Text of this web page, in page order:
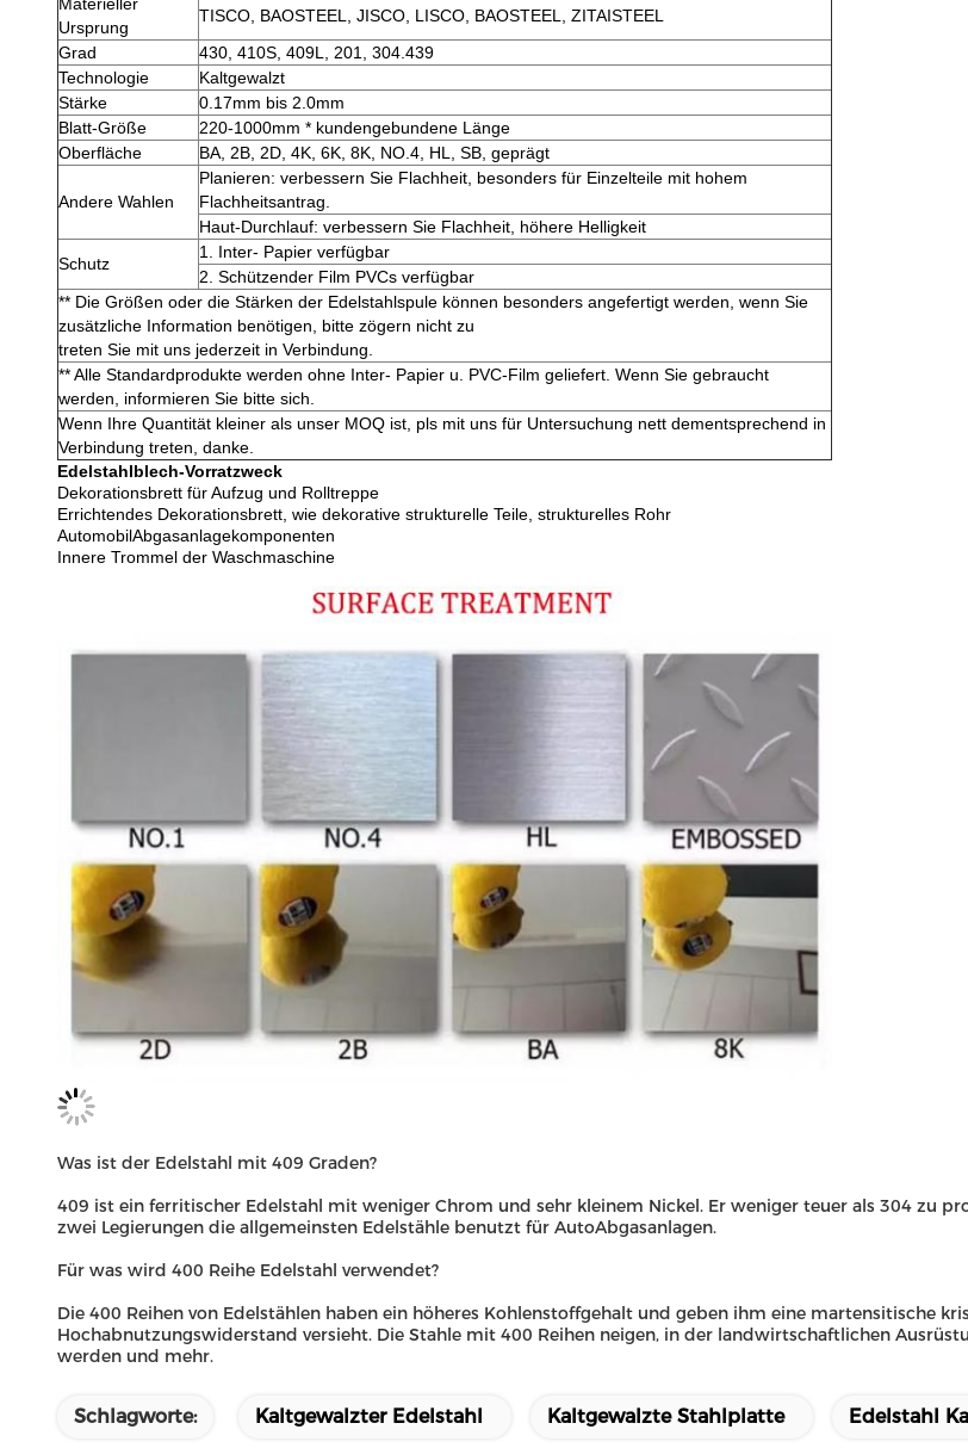
Ursprung
TISCO, BAOSTEEL, JISCO, LISCO, BAOSTEEL, ZITAISTEEL
Grad
430, 410S, 409L, 201, 304.439
Technologie
Kaltgewalzt
Stärke
0.17mm bis 2.0mm
Blatt-Größe
220-1000mm * kundengebundene Länge
Oberfläche
BA, 2B, 2D, 4K, 6K, 8K, NO.4, HL, SB, geprägt
Andere Wahlen
Planieren: verbessern Sie Flachheit, besonders für Einzelteile mit hohem
Flachheitsantrag.
Haut-Durchlauf: verbessern Sie Flachheit, höhere Helligkeit
Schutz
1. Inter- Papier verfügbar
2. Schützender Film PVCs verfügbar
** Die Größen oder die Stärken der Edelstahlspule können besonders angefertigt werden, wenn Sie
zusätzliche Information benötigen, bitte zögern nicht zu
treten Sie mit uns jederzeit in Verbindung.
** Alle Standardprodukte werden ohne Inter- Papier u. PVC-Film geliefert. Wenn Sie gebraucht
werden, informieren Sie bitte sich.
Wenn Ihre Quantität kleiner als unser MOQ ist, pls mit uns für Untersuchung nett dementsprechend in
Verbindung treten, danke.
Edelstahlblech-Vorratzweck
Dekorationsbrett für Aufzug und Rolltreppe
Errichtendes Dekorationsbrett, wie dekorative strukturelle Teile, strukturelles Rohr
AutomobilAbgasanlagekomponenten
Innere Trommel der Waschmaschine
Was ist der Edelstahl mit 409 Graden?
409 ist ein ferritischer Edelstahl mit weniger Chrom und sehr kleinem Nickel. Er weniger teuer als 304 zu
zwei Legierungen die allgemeinsten Edelstähle benutzt für AutoAbgasanlagen.
Für was wird 400 Reihe Edelstahl verwendet?
Die 400 Reihen von Edelstählen haben ein höheres Kohlenstoffgehalt und geben ihm eine martensitische
Hochabnutzungswiderstand versieht. Die Stahle mit 400 Reihen neigen, in der landwirtschaftlichen
werden und mehr.
Schlagworte: Kaltgewalzter Edelstahl Kaltgewalzte Stahlplatte Edelstahl